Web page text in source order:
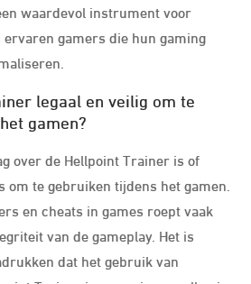
waardevol instrument voor
ervaren gamers die hun gaming
legaal en veilig om te
gamen?
over de Hellpoint Trainer is of
om te gebruiken tijdens het gamen.
en cheats in games roept vaak
van de gameplay. Het is
dat het gebruik van